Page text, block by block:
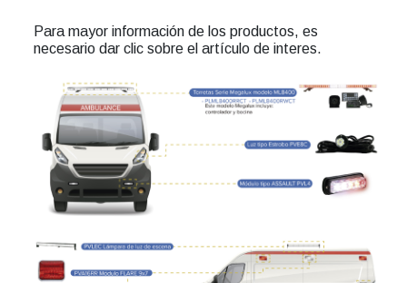
Para mayor información de los productos, es
necesario dar clic sobre el artículo de interes.